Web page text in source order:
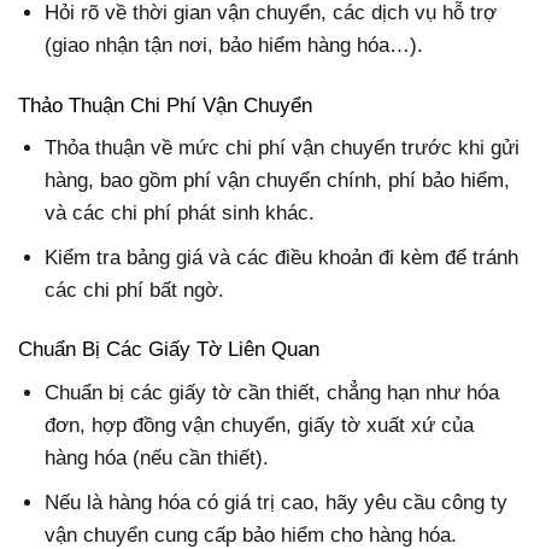
Hỏi rõ về thời gian vận chuyển, các dịch vụ hỗ trợ
(giao nhận tận nơi, bảo hiểm hàng hóa…).
Thảo Thuận Chi Phí Vận Chuyển
Thỏa thuận về mức chi phí vận chuyển trước khi gửi
hàng, bao gồm phí vận chuyển chính, phí bảo hiểm,
và các chi phí phát sinh khác.
Kiểm tra bảng giá và các điều khoản đi kèm để tránh
các chi phí bất ngờ.
Chuẩn Bị Các Giấy Tờ Liên Quan
Chuẩn bị các giấy tờ cần thiết, chẳng hạn như hóa
đơn, hợp đồng vận chuyển, giấy tờ xuất xứ của
hàng hóa (nếu cần thiết).
Nếu là hàng hóa có giá trị cao, hãy yêu cầu công ty
vận chuyển cung cấp bảo hiểm cho hàng hóa.